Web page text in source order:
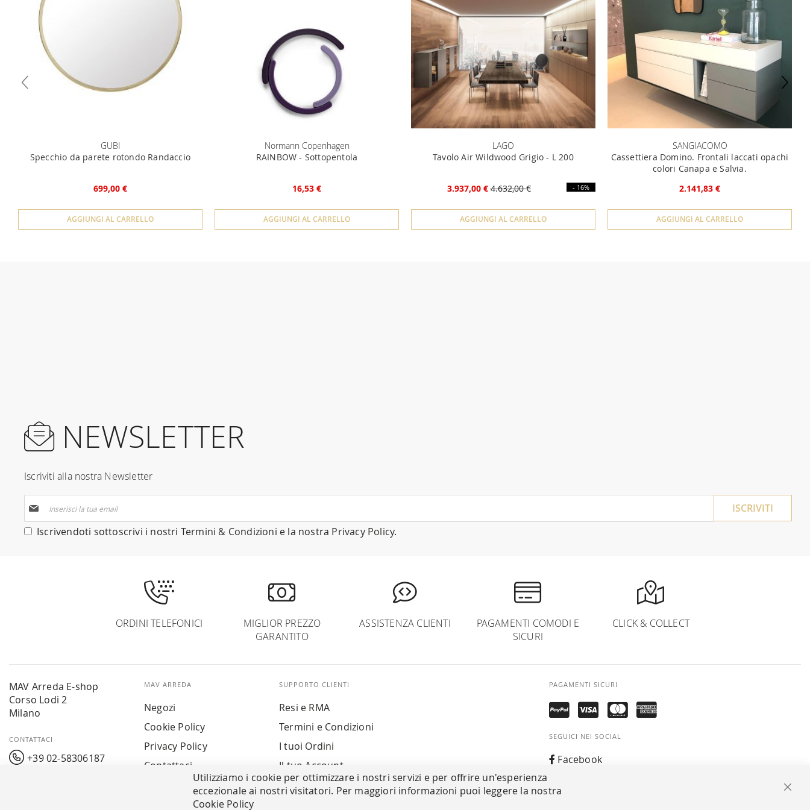
GUBI
Specchio da parete rotondo Randaccio
699,00 €
AGGIUNGI AL CARRELLO
Normann Copenhagen
RAINBOW - Sottopentola
16,53 €
AGGIUNGI AL CARRELLO
LAGO
Tavolo Air Wildwood Grigio - L 200
3.937,00 € 4.632,00 € - 16%
AGGIUNGI AL CARRELLO
SANGIACOMO
Cassettiera Domino. Frontali laccati opachi
colori Canapa e Salvia.
2.141,83 €
AGGIUNGI AL CARRELLO
NEWSLETTER
Iscriviti alla nostra Newsletter
alla
nostra
Iscrivendoti sottoscrivi i nostri Termini & Condizioni e la nostra Privacy Policy.
ISCRIVITI
ORDINI TELEFONICI
MIGLIOR PREZZO
GARANTITO
ASSISTENZA CLIENTI
PAGAMENTI COMODI E
SICURI
CLICK & COLLECT
MAV Arreda E-shop
Corso Lodi 2
Milano
CONTATTACI
+39 02-58306187
MAV ARREDA
Negozi
Cookie Policy
Privacy Policy
Contattaci
SUPPORTO CLIENTI
Resi e RMA
Termini e Condizioni
I tuoi Ordini
Il tuo Account
PAGAMENTI SICURI
SEGUICI NEI SOCIAL
Facebook
Whatsapp
Utilizziamo i cookie per ottimizzare i nostri servizi e per offrire un'esperienza
eccezionale ai nostri visitatori. Per maggiori informazioni puoi leggere la nostra
Cookie Policy